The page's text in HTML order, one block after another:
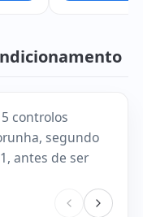
controlos
segundo
antes de ser